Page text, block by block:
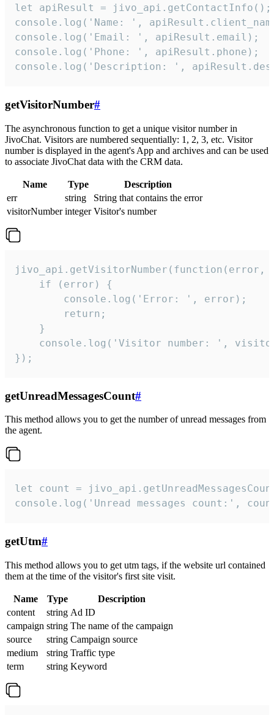
let apiResult = jivo_api.getContactInfo();
console.log('Name: ',
console.log('Email: ', apiResult.email);
console.log('Phone: ', apiResult.phone);
console.log('Description: ',
getVisitorNumber#
The asynchronous function to get a unique visitor number in
JivoChat. Visitors are numbered sequentially: 1, 2, 3, etc. Visitor
number is displayed in the agent's App and archives and can be used
to associate JivoChat data with the CRM data.
Name Type
Description
err
string
String that contains the error
visitorNumber integer Visitor's number
jivo_api.getVisitorNumber(function(error,
    if (error) {
        console.log('Error: ', error);
        return;
    }
console.log('Visitor number: ',
});
getUnreadMessagesCount#
This method allows you to get the number of unread messages from
the agent.
let count =
console.log('Unread messages count:',
getUtm#
This method allows you to get utm tags, if the website url contained
them at the time of the visitor's first site visit.
Name Type
Description
content
string Ad ID
campaign string The name of the campaign
source
string Campaign source
medium
string Traffic type
term
string Keyword